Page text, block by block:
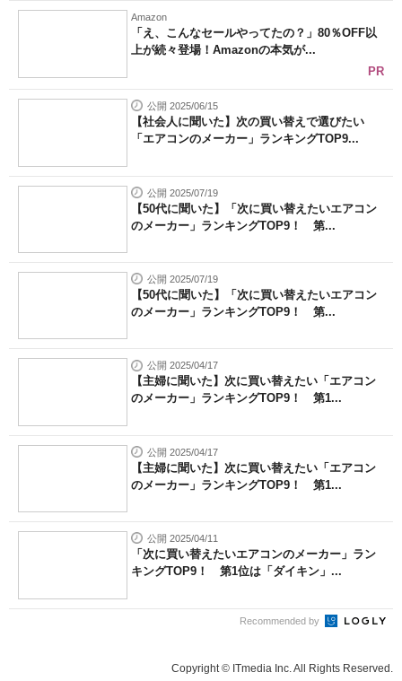
Amazon
「え、こんなセールやってたの？」80％OFF以
上が続々登場！Amazonの本気が...
PR
公開 2025/06/15
【社会人に聞いた】次の買い替えで選びたい
「エアコンのメーカー」ランキングTOP9...
公開 2025/07/19
【50代に聞いた】「次に買い替えたいエアコン
のメーカー」ランキングTOP9！ 第...
公開 2025/07/19
【50代に聞いた】「次に買い替えたいエアコン
のメーカー」ランキングTOP9！ 第...
公開 2025/04/17
【主婦に聞いた】次に買い替えたい「エアコン
のメーカー」ランキングTOP9！ 第1...
公開 2025/04/17
【主婦に聞いた】次に買い替えたい「エアコン
のメーカー」ランキングTOP9！ 第1...
公開 2025/04/11
「次に買い替えたいエアコンのメーカー」ラン
キングTOP9！ 第1位は「ダイキン」...
Recommended by
Copyright © ITmedia Inc. All Rights Reserved.